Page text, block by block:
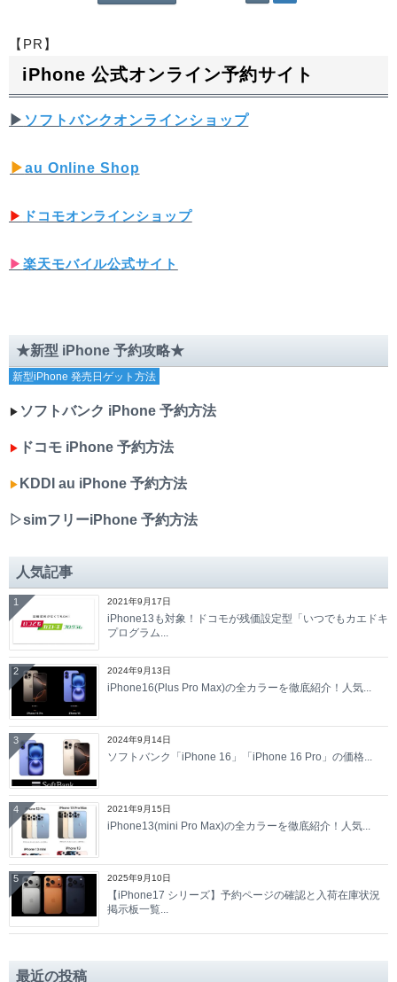
【PR】
iPhone 公式オンライン予約サイト
▶︎ ソフトバンクオンラインショップ
▶︎au Online Shop
▶︎ ドコモオンラインショップ
▶︎ 楽天モバイル公式サイト
★新型 iPhone 予約攻略★
新型iPhone 発売日ゲット方法
▶︎ ソフトバンク iPhone 予約方法
▶︎ ドコモ iPhone 予約方法
▶︎ KDDI au iPhone 予約方法
▷simフリーiPhone 予約方法
人気記事
2021年9月17日
iPhone13も対象！ドコモが残価設定型「いつでもカエドキ
プログラム...
1
2024年9月13日
iPhone16(Plus Pro Max)の全カラーを徹底紹介！人気...
2
2024年9月14日
ソフトバンク「iPhone 16」「iPhone 16 Pro」の価格...
3
2021年9月15日
iPhone13(mini Pro Max)の全カラーを徹底紹介！人気...
4
2025年9月10日
【iPhone17 シリーズ】予約ページの確認と入荷在庫状況
掲示板一覧...
5
最近の投稿